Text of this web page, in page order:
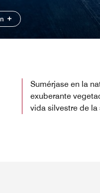
Sumérjase en la
exuberante
vida silvestre de la